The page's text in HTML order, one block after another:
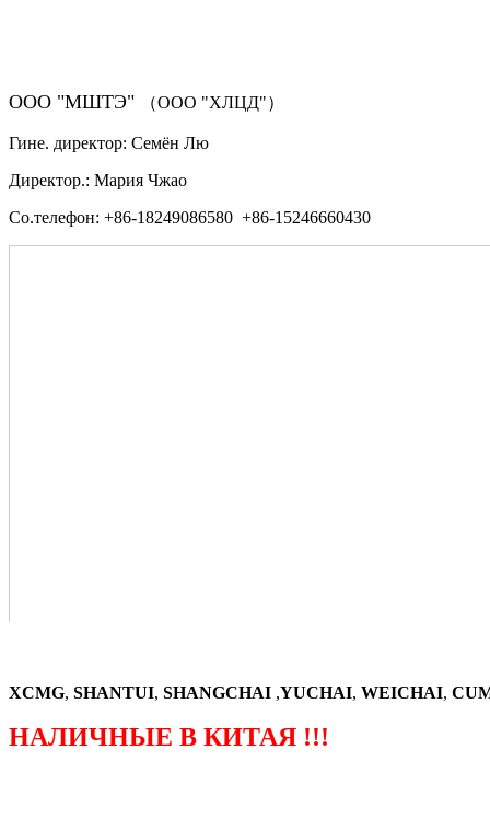
ООО "МШТЭ" （ООО "ХЛЦД"）
Гине. директор: Семён Лю
Директор.: Мария Чжао
Со.телефон: +86-18249086580 +86-15246660430
XCMG, SHANTUI, SHANGCHAI ,YUCHAI, WEICHAI,
НАЛИЧНЫЕ В КИТАЯ !!!